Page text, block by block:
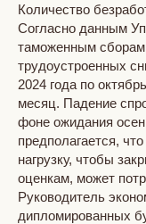
Количество
Согласно данным
таможенным
трудоустроенных
2024 года по
месяц. Падение
фоне ожидания
предполагается,
нагрузку, чтобы
оценкам, может
Руководитель
дипломированных